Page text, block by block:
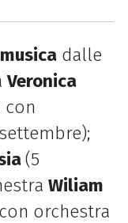
musicadalle
Veronica
(5
Wiliam
orchestra